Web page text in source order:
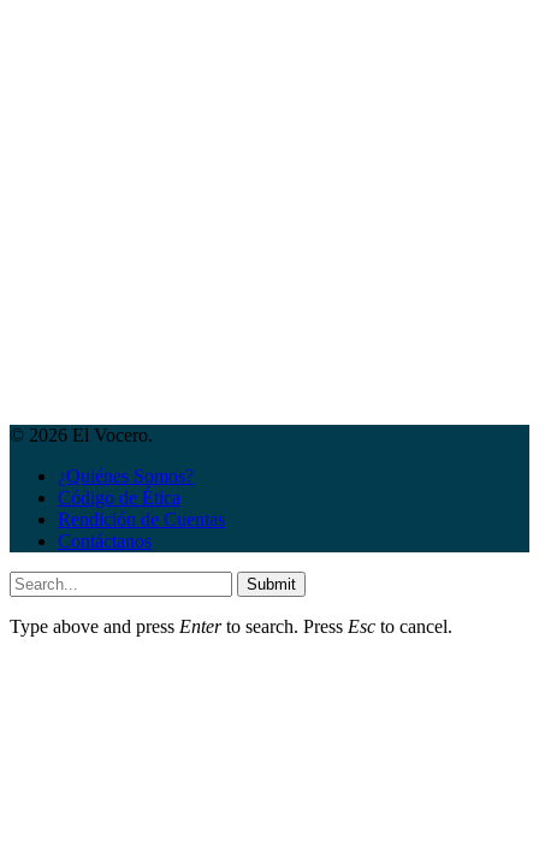
© 2026 El Vocero.
¿Quiénes Somos?
Código de Ética
Rendición de Cuentas
Contáctanos
Submit
Type above and press Enterto search. Press Esc to cancel.